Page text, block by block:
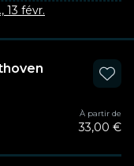
13 févr.
À partir de
33,00 €